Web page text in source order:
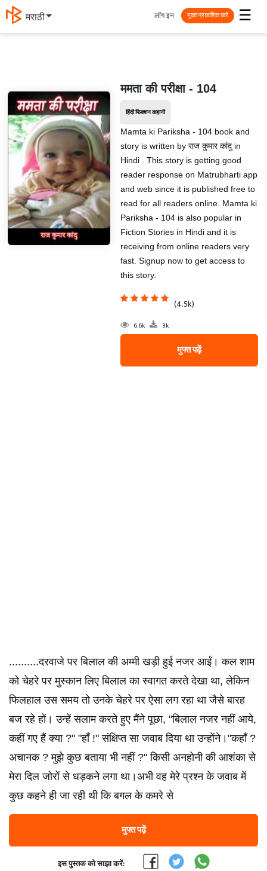
मराठी ☰
लॉग इन मुक्त प्रकाशित करें
ममता की परीक्षा - 104
हिंदी फिक्शन कहानी
Mamta ki Pariksha - 104 book and
story is written by राज कुमार कांदु in
Hindi . This story is getting good
reader response on Matrubharti app
and web since it is published free to
read for all readers online. Mamta ki
Pariksha - 104 is also popular in
Fiction Stories in Hindi and it is
receiving from online readers very
fast. Signup now to get access to
this story.
(4.5k)
6.6k 3k
मुफ्त पढ़ें
..........दरवाजे पर बिलाल की अम्मी खड़ी हुई नजर आईं। कल शाम
को चेहरे पर मुस्कान लिए बिलाल का स्वागत करते देखा था, लेकिन
फिलहाल उस समय तो उनके चेहरे पर ऐसा लग रहा था जैसे बारह
बज रहे हों। उन्हें सलाम करते हुए मैंने पूछा, "बिलाल नजर नहीं आये,
कहीं गए हैं क्या ?" "हाँ !" संक्षिप्त सा जवाब दिया था उन्होंने।"कहाँ ?
अचानक ? मुझे कुछ बताया भी नहीं ?" किसी अनहोनी की आशंका से
मेरा दिल जोरों से धड़कने लगा था।अभी वह मेरे प्रश्न के जवाब में
कुछ कहने ही जा रही थी कि बगल के कमरे से
मुफ्त पढ़ें
इस पुस्तक को साझा करें: